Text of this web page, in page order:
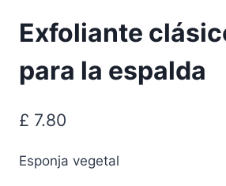
Exfoliante
para la espalda
£ 7.80
Esponja vegetal